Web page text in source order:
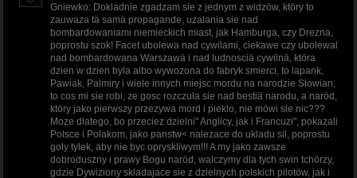
Gniewko: Dokladnie zgadzam sie z jednym z widzöw, ktöry to
zauwaza tä samä propagande, uzalania sie nad
bombardowaniami niemieckich miast, jak Hamburga, czy Drezna,
poprostu szok! Facet ubolewa nad cywilami, ciekawe czy ubolewal
nad bombardowana Warszawä i nad ludnosciä cywilnä, ktöra
dzien w dzien byla albo wywozona do fabryk smierci, to lapank,
Pawiak, Palmiry i wiele innych miejsc mordu na narodzie Slowian,
to cos mi sie robi, ze gosc rozczula sie nad bestiä narodu, a naröd,
ktöry jako pierwszy przezywa mord i pieklo, nie möwi sie nic???
Moze dlatego, bo przeciez dzielni" Anglicy, jak i Francuzi", pokazali
Polsce i Polakom, jako panstw< nalezace do ukladu sil, poprostu
goly tylek, aby nie byc opryskliwym!!! A my jako zawsze
dobroduszny i prawy Bogu naröd, walczymy dla tych swin tchörzy,
gdzie Dywiziony skladajace sie z dzielnych polskich pilotöw, jak i